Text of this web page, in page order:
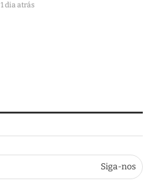
1 dia atrás
Siga-nos